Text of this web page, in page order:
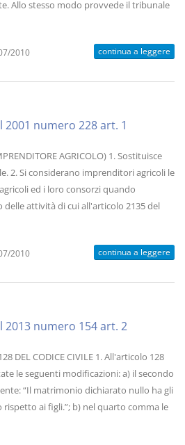
Allo stesso modo provvede il tribunale
2010 continua a leggere
numero 228 art. 1
AGRICOLO) 1. Sostituisce
2. Si considerano imprenditori agricoli le
ed i loro consorzi quando
attività di cui all'articolo 2135 del
2010 continua a leggere
2013 numero 154 art. 2
DEL CODICE CIVILE 1. All'articolo 128
le seguenti modificazioni: a) il secondo
“Il matrimonio dichiarato nullo ha gli
ai figli.”; b) nel quarto comma le